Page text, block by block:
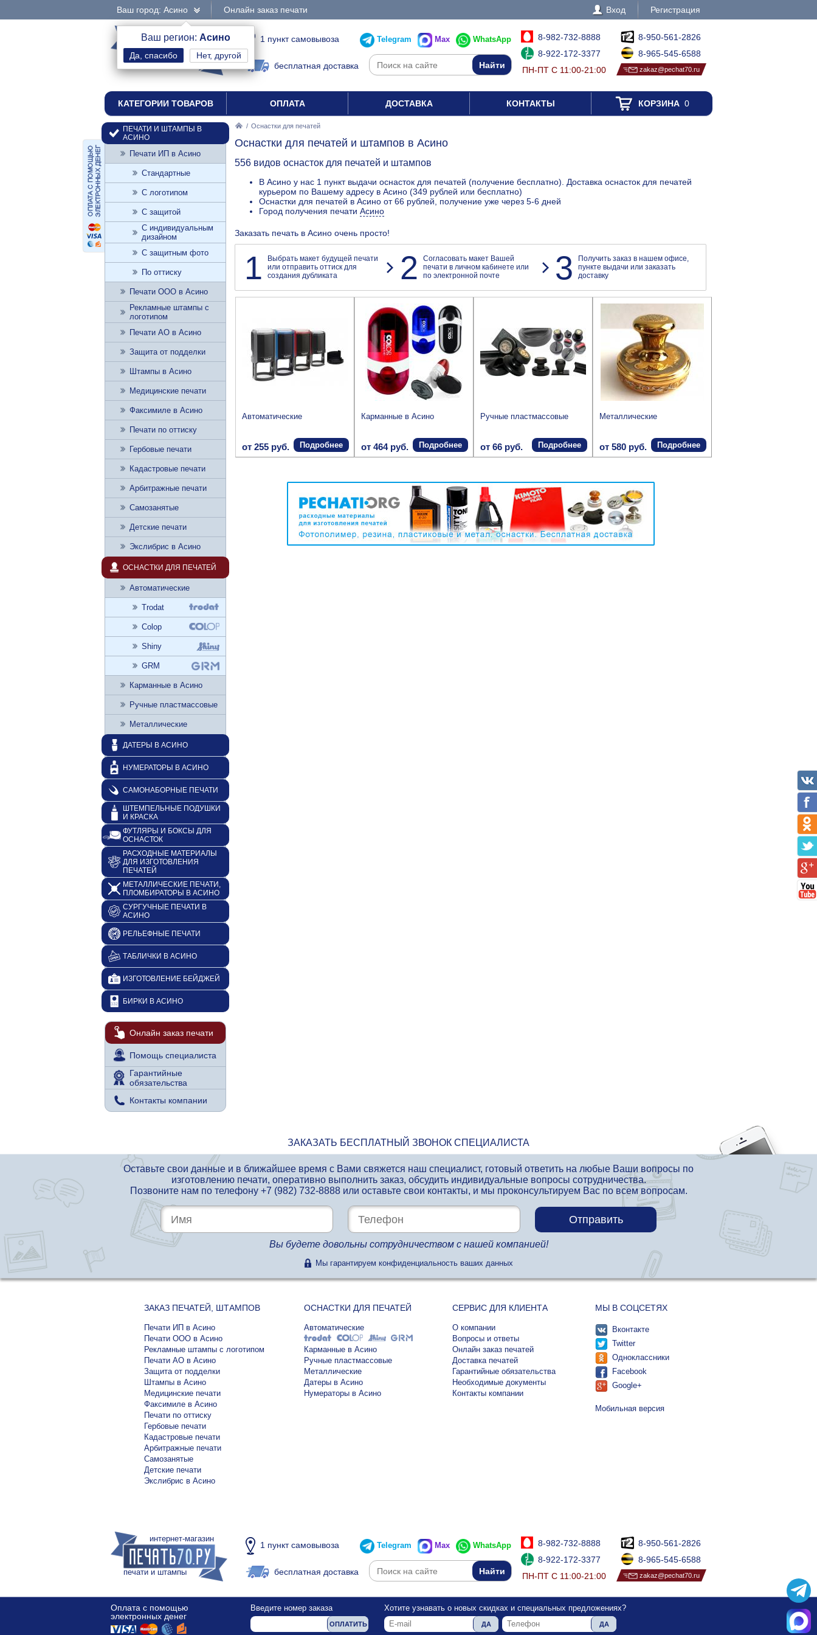
Ваш город: Асино
Ваш регион: Асино
Нет, другой
Онлайн заказ печати Вход Регистрация
интернет-магазин
1 пункт самовывоза
бесплатная доставка
Telegram Max WhatsApp
8-982-732-8888
8-922-172-3377
ПН-ПТ С 11:00-21:00
8-950-561-2826
8-965-545-6588
zakaz@pechat70.ru
КАТЕГОРИИ ТОВАРОВ ОПЛАТА ДОСТАВКА КОНТАКТЫ КОРЗИНА0
/ Оснастки для печатей
Оснастки для печатей и штампов в Асино
556 видов оснасток для печатей и штампов
В Асино у нас 1 пункт выдачи оснасток для печатей (получение бесплатно). Доставка оснасток для печатей
курьером по Вашему адресу в Асино (349 рублей или бесплатно)
Оснастки для печатей в Асино от 66 рублей, получение уже через 5-6 дней
Город получения печати Асино
Заказать печать в Асино очень просто!
1
Выбрать макет будущей печати
или отправить оттиск для
создания дубликата
2
Согласовать макет Вашей
печати в личном кабинете или
по электронной почте
3
Получить заказ в нашем офисе,
пункте выдачи или заказать
доставку
Автоматические
от 255 руб. Подробнее
Карманные в Асино
от 464 руб. Подробнее
Ручные пластмассовые
от 66 руб. Подробнее
Металлические
от 580 руб. Подробнее
ПЕЧАТИ И ШТАМПЫ В
АСИНО
Печати ИП в Асино
Стандартные
С логотипом
С защитой
С индивидуальным
дизайном
С защитным фото
По оттиску
Печати ООО в Асино
Рекламные штампы с
логотипом
Печати АО в Асино
Защита от подделки
Штампы в Асино
Медицинские печати
Факсимиле в Асино
Печати по оттиску
Гербовые печати
Кадастровые печати
Арбитражные печати
Самозанятые
Детские печати
Экслибрис в Асино
ОСНАСТКИ ДЛЯ ПЕЧАТЕЙ
Автоматические
Trodat
Colop
Shiny
GRM
Карманные в Асино
Ручные пластмассовые
Металлические
ДАТЕРЫ В АСИНО
НУМЕРАТОРЫ В АСИНО
САМОНАБОРНЫЕ ПЕЧАТИ
ШТЕМПЕЛЬНЫЕ ПОДУШКИ
И КРАСКА
ФУТЛЯРЫ И БОКСЫ ДЛЯ
ОСНАСТОК
РАСХОДНЫЕ МАТЕРИАЛЫ
ДЛЯ ИЗГОТОВЛЕНИЯ
ПЕЧАТЕЙ
МЕТАЛЛИЧЕСКИЕ ПЕЧАТИ,
ПЛОМБИРАТОРЫ В АСИНО
СУРГУЧНЫЕ ПЕЧАТИ В
АСИНО
РЕЛЬЕФНЫЕ ПЕЧАТИ
ТАБЛИЧКИ В АСИНО
ИЗГОТОВЛЕНИЕ БЕЙДЖЕЙ
БИРКИ В АСИНО
Онлайн заказ печати
Помощь специалиста
Гарантийные
обязательства
Контакты компании
ЗАКАЗАТЬ БЕСПЛАТНЫЙ ЗВОНОК СПЕЦИАЛИСТА
Оставьте свои данные и в ближайшее время с Вами свяжется наш специалист, готовый ответить на любые Ваши вопросы по
изготовлению печати, оперативно выполнить заказ, обсудить индивидуальные вопросы сотрудничества.
Позвоните нам по телефону +7 (982) 732-8888или оставьте свои контакты, и мы проконсультируем Вас по всем вопросам.
Вы будете довольны сотрудничеством с нашей компанией!
Мы гарантируем конфиденциальность ваших данных
ЗАКАЗ ПЕЧАТЕЙ, ШТАМПОВ
Печати ИП в Асино
Печати ООО в Асино
Рекламные штампы с логотипом
Печати АО в Асино
Защита от подделки
Штампы в Асино
Медицинские печати
Факсимиле в Асино
Печати по оттиску
Гербовые печати
Кадастровые печати
Арбитражные печати
Самозанятые
Детские печати
Экслибрис в Асино
ОСНАСТКИ ДЛЯ ПЕЧАТЕЙ
Автоматические
Карманные в Асино
Ручные пластмассовые
Металлические
Датеры в Асино
Нумераторы в Асино
СЕРВИС ДЛЯ КЛИЕНТА
О компании
Вопросы и ответы
Онлайн заказ печатей
Доставка печатей
Гарантийные обязательства
Необходимые документы
Контакты компании
МЫ В СОЦСЕТЯХ
Вконтакте
Twitter
Одноклассники
Facebook
Google+
Мобильная версия
интернет-магазин
печати и штампы
1 пункт самовывоза
бесплатная доставка
Telegram Max WhatsApp
8-982-732-8888
8-922-172-3377
ПН-ПТ С 11:00-21:00
8-950-561-2826
8-965-545-6588
zakaz@pechat70.ru
Оплата с помощью
электронных денег
Введите номер заказа Хотите узнавать о новых скидках и специальных предложениях?